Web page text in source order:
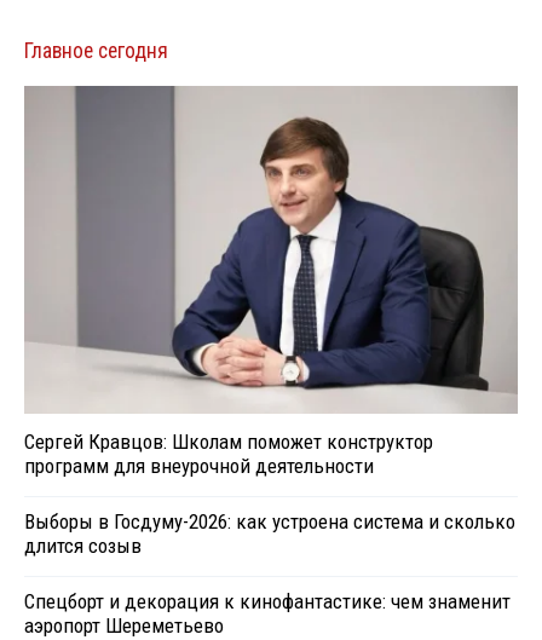
Главное сегодня
Сергей Кравцов: Школам поможет конструктор
программ для внеурочной деятельности
Выборы в Госдуму-2026: как устроена система и сколько
длится созыв
Спецборт и декорация к кинофантастике: чем знаменит
аэропорт Шереметьево